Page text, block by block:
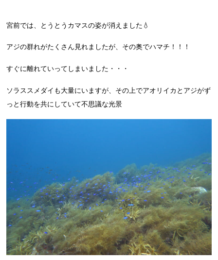
宮前では、とうとうカマスの姿が消えました💧
アジの群れがたくさん見れましたが、その奥でハマチ！！！
すぐに離れていってしまいました・・・
ソラススメダイも大量にいますが、その上でアオリイカとアジがず
っと行動を共にしていて不思議な光景